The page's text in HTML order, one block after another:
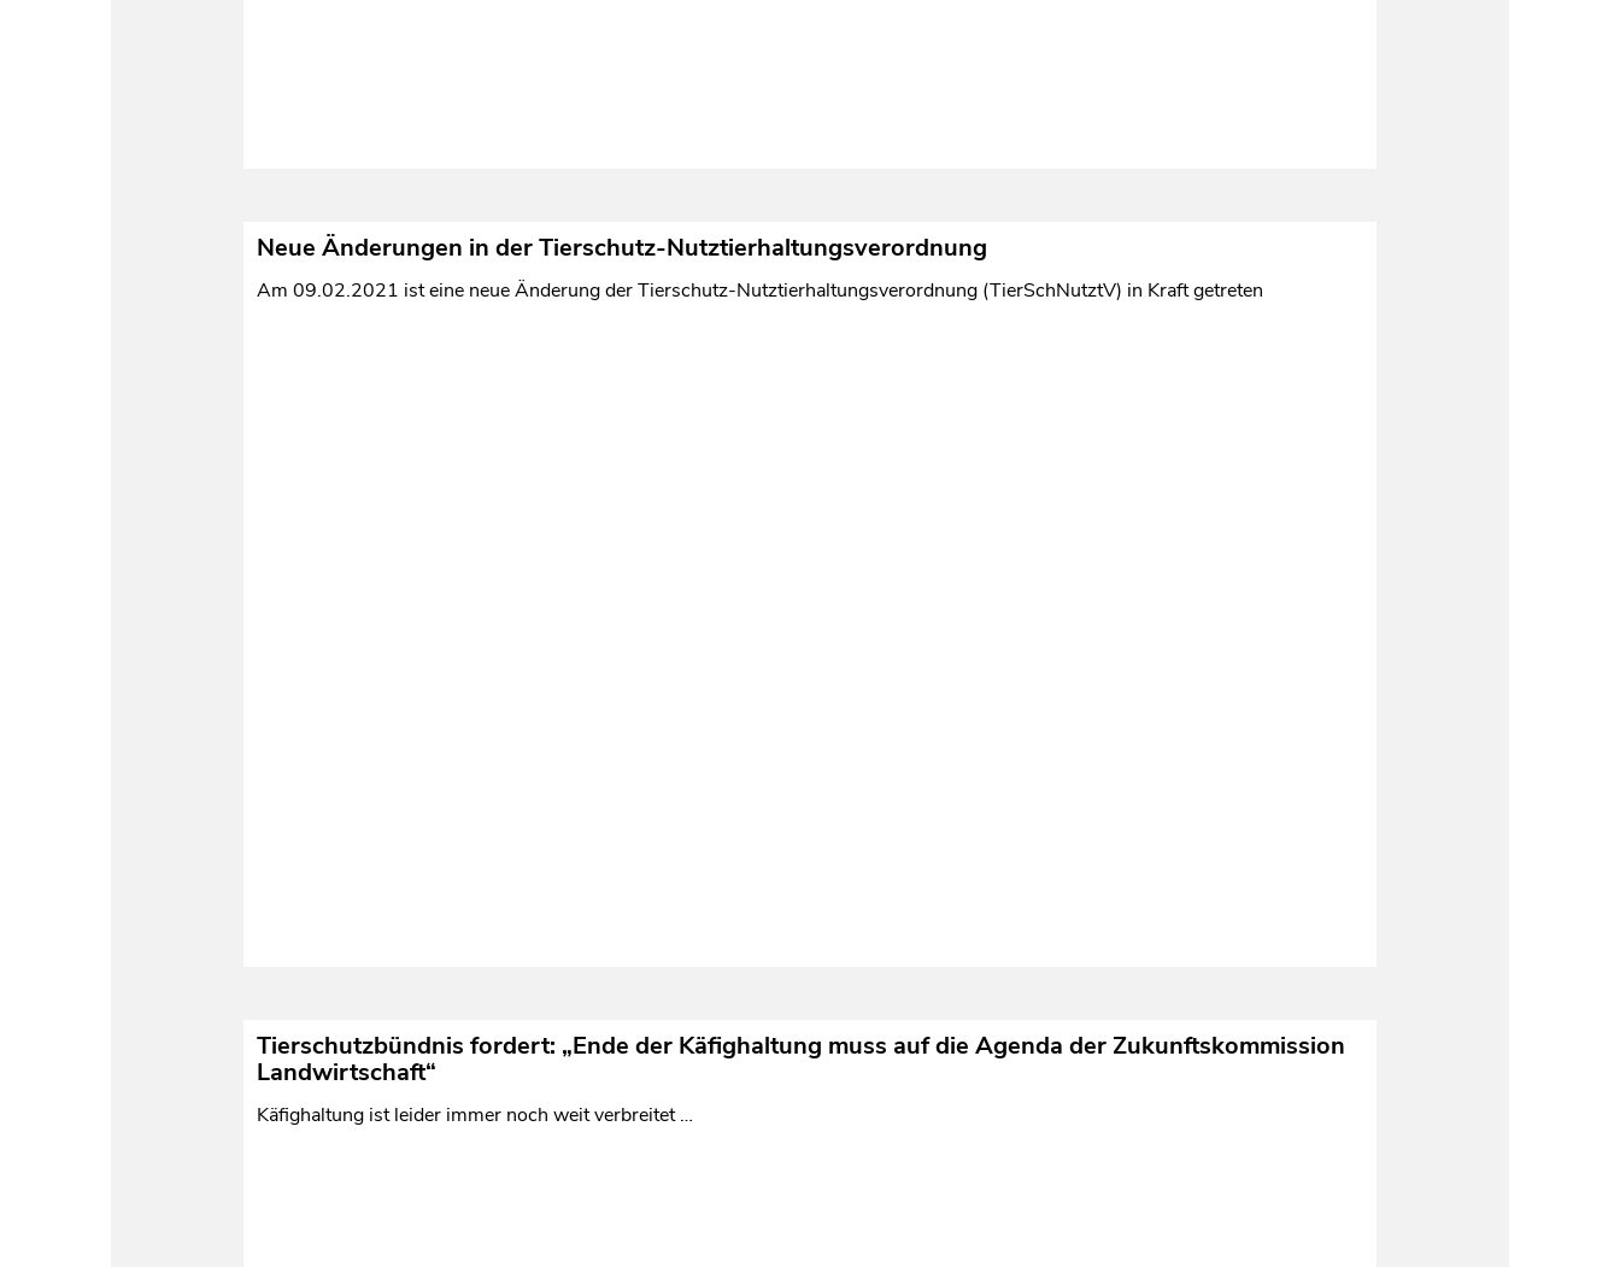
Neue Änderungen in der Tierschutz-Nutztierhaltungsverordnung
Am 09.02.2021 ist eine neue Änderung der Tierschutz-Nutztierhaltungsverordnung (TierSchNutztV) in Kraft getreten
Tierschutzbündnis fordert: „Ende der Käfighaltung muss auf die Agenda der Zukunftskommission
Landwirtschaft“
Käfighaltung ist leider immer noch weit verbreitet …